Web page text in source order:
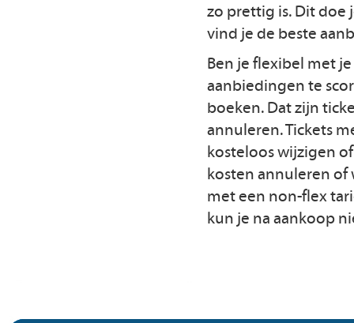
zo prettig is. Dit doe
vind je de beste
Ben je flexibel met
aanbiedingen te
boeken. Dat zijn
annuleren. Tickets
kosteloos wijzigen
kosten annuleren of
met een non-flex
kun je na aankoop